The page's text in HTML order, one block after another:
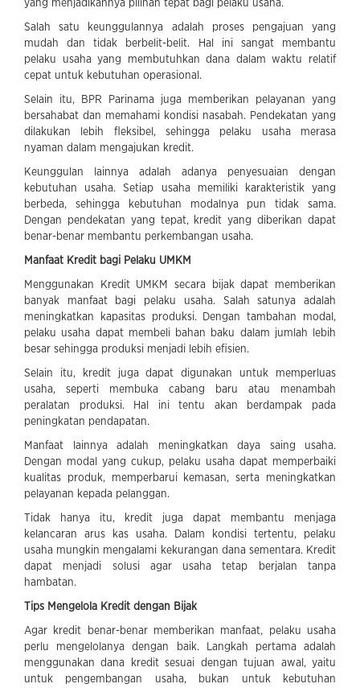
yang menjadikannya pilihan tepat bagi pelaku usaha.
Salah satu keunggulannya adalah proses pengajuan yang
mudah dan tidak berbelit-belit. Hal ini sangat membantu
pelaku usaha yang membutuhkan dana dalam waktu relatif
cepat untuk kebutuhan operasional.
Selain itu, BPR Parinama juga memberikan pelayanan yang
bersahabat dan memahami kondisi nasabah. Pendekatan yang
dilakukan lebih fleksibel, sehingga pelaku usaha merasa
nyaman dalam mengajukan kredit.
Keunggulan lainnya adalah adanya penyesuaian dengan
kebutuhan usaha. Setiap usaha memiliki karakteristik yang
berbeda, sehingga kebutuhan modalnya pun tidak sama.
Dengan pendekatan yang tepat, kredit yang diberikan dapat
benar-benar membantu perkembangan usaha.
Manfaat Kredit bagi Pelaku UMKM
Menggunakan Kredit UMKM secara bijak dapat memberikan
banyak manfaat bagi pelaku usaha. Salah satunya adalah
meningkatkan kapasitas produksi. Dengan tambahan modal,
pelaku usaha dapat membeli bahan baku dalam jumlah lebih
besar sehingga produksi menjadi lebih efisien.
Selain itu, kredit juga dapat digunakan untuk memperluas
usaha, seperti membuka cabang baru atau menambah
peralatan produksi. Hal ini tentu akan berdampak pada
peningkatan pendapatan.
Manfaat lainnya adalah meningkatkan daya saing usaha.
Dengan modal yang cukup, pelaku usaha dapat memperbaiki
kualitas produk, memperbarui kemasan, serta meningkatkan
pelayanan kepada pelanggan.
Tidak hanya itu, kredit juga dapat membantu menjaga
kelancaran arus kas usaha. Dalam kondisi tertentu, pelaku
usaha mungkin mengalami kekurangan dana sementara. Kredit
dapat menjadi solusi agar usaha tetap berjalan tanpa
hambatan.
Tips Mengelola Kredit dengan Bijak
Agar kredit benar-benar memberikan manfaat, pelaku usaha
perlu mengelolanya dengan baik. Langkah pertama adalah
menggunakan dana kredit sesuai dengan tujuan awal, yaitu
untuk pengembangan usaha, bukan untuk kebutuhan